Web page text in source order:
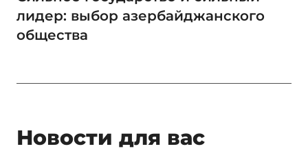
лидер: выбор азербайджанского
общества
Новости для вас